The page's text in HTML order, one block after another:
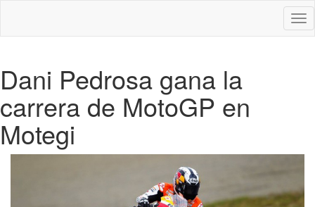
Dani Pedrosa gana la
carrera de MotoGP en
Motegi